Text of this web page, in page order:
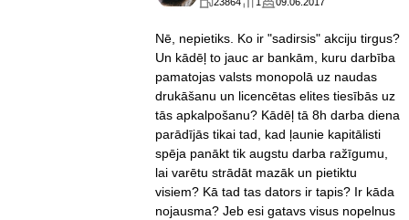
Nē, nepietiks. Ko ir "sadirsis" akciju tirgus?
Un kādēļ to jauc ar bankām, kuru darbība
pamatojas valsts monopolā uz naudas
drukāšanu un licencētas elites tiesībās uz
tās apkalpošanu? Kādēļ tā 8h darba diena
parādījās tikai tad, kad ļaunie kapitālisti
spēja panākt tik augstu darba ražīgumu,
lai varētu strādāt mazāk un pietiktu
visiem? Kā tad tas dators ir tapis? Ir kāda
nojausma? Jeb esi gatavs visus nopelnus